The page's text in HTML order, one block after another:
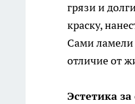
грязи и
краску,
Сами ламели
отличие от
Эстетика